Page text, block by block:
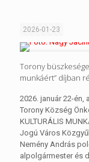
2026-01-23
Torony
munkáért” díjban
2026. január 22-én,
Torony Község
KULTURÁLIS
Jogú Város
Nemény András
alpolgármester és